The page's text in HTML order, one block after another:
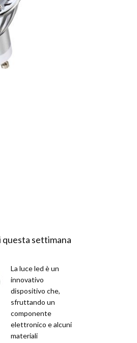
questa settimana
La luce led è un
innovativo
dispositivo che,
sfruttando un
componente
elettronico e alcuni
materiali